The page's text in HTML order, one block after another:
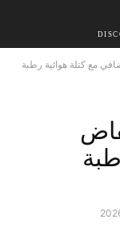
مع كتلة هوائية رطبة